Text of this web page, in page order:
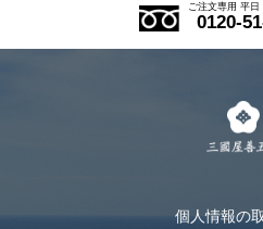
式部の香りシリーズ
お茶のギフト
ご注文専用 平
0120-
個人情報の